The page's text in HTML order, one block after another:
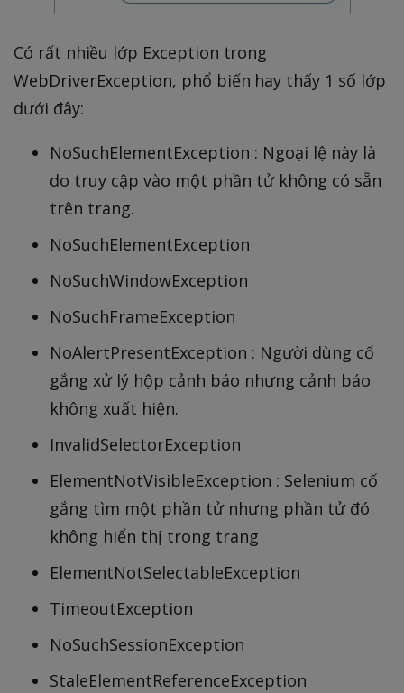
Có rất nhiều lớp Exception trong
WebDriverException, phổ biến hay thấy 1 số lớp
dưới đây:
NoSuchElementException : Ngoại lệ này là
do truy cập vào một phần tử không có sẵn
trên trang.
NoSuchElementException
NoSuchWindowException
NoSuchFrameException
NoAlertPresentException : Người dùng cố
gắng xử lý hộp cảnh báo nhưng cảnh báo
không xuất hiện.
InvalidSelectorException
ElementNotVisibleException : Selenium cố
gắng tìm một phần tử nhưng phần tử đó
không hiển thị trong trang
ElementNotSelectableException
TimeoutException
NoSuchSessionException
StaleElementReferenceException